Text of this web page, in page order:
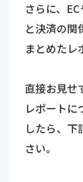
さらに、
と決済の関
まとめたレ
直接お見せ
レポートに
したら、
さい。